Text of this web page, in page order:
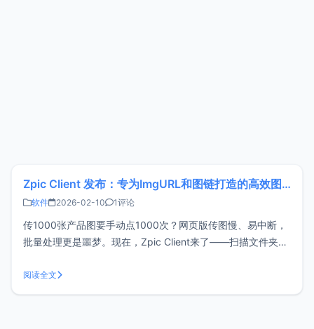
Zpic Client 发布：专为ImgURL和图链打造的高效图床客户端
软件 2026-02-10 1评论
传1000张产品图要手动点1000次？网页版传图慢、易中断，
批量处理更是噩梦。现在，Zpic Client来了——扫描文件夹自
熬通宵了。官网下载地址：https://client.zpic.pro/功能特点
跨平台： 支持 macOS、Windo
阅读全文